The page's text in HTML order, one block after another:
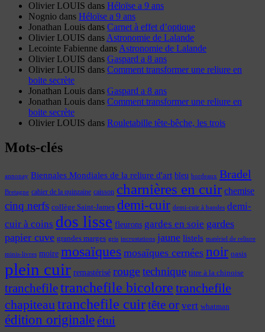
Olivier LOUIS dans Héloïse a 9 ans
Nognio dans Héloïse a 9 ans
Jonathan Louis dans Carnet à effet d’optique
Olivier LOUIS dans Astronomie de Lalande
Lecointe Fabienne dans Astronomie de Lalande
Olivier LOUIS dans Gaspard a 8 ans
Olivier LOUIS dans Comment transformer une reliure en
boite secrète
Jonathan Louis dans Gaspard a 8 ans
Jonathan Louis dans Comment transformer une reliure en
boite secrète
Olivier LOUIS dans Rouletabille tête-bêche, les trois
Mots-clés
annonay Biennales Mondiales de la reliure d'art bleu bordeaux Bradel
Bretagne cahier de la quinzaine caisson charnières en cuir chemise
cinq nerfs collège Saint-James demi-cuir demi-cuir à bandes demi-
cuir à coins dos lisse fleurons gardes en soie gardes
papier cuve grandes marges gris incrustations jaune listels matériel de reliure
minis-livres moire mosaïques mosaïques cernées noir oasis
plein cuir remastérisé rougetechnique titre à la chinoise
tranchefiletranchefile bicolore tranchefile
chapiteautranchefile cuirtête or vert whatman
édition originaleétui